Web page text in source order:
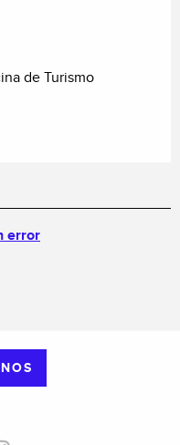
de Turismo
error